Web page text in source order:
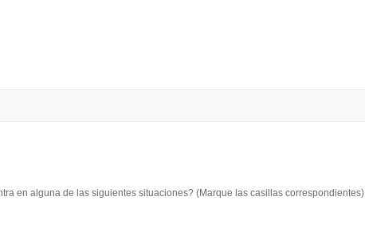
en alguna de las siguientes situaciones? (Marque las casillas correspondientes)